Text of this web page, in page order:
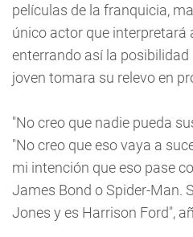
películas de la franquicia,
único actor que interpretará
enterrando así la
joven tomara su relevo en
"No creo que nadie pueda
"No creo que eso vaya a
mi intención que eso pase
James Bond o Spider-Man.
Jones y es Harrison Ford",